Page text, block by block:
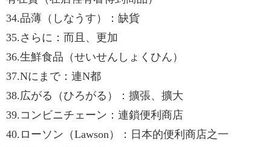
34.品薄（しなうす）：缺貨
35.さらに：而且、更加
36.生鮮食品（せいせんしょくひん）
37.Nにまで：連N都
38.広がる（ひろがる）：擴張、擴大
39.コンビニチェーン：連鎖便利商店
40.ローソン（Lawson）：日本的便利商店之一